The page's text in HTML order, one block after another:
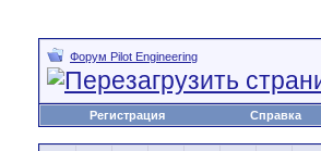
Форум Pilot Engineering
Регистрация Справка